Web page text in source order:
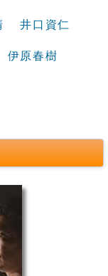
井口資仁
伊原春樹